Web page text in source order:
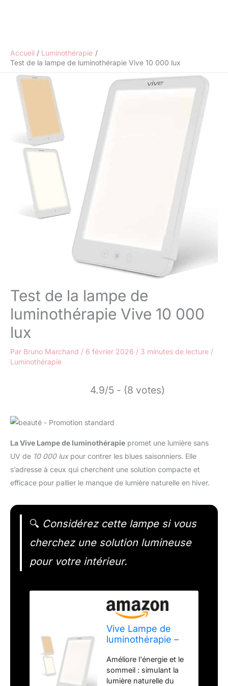
Accueil
Luminothérapie
Test de la lampe de luminothérapie Vive 10 000 lux
Test de la lampe de
luminothérapie Vive 10 000
lux
Par Bruno Marchand / 6 février 2026 / 3 minutes de lecture /
Luminothérapie
4.9/5 - (8 votes)
La Vive Lampe de luminothérapie promet une lumière sans
UV de 10 000 luxpour contrer les blues saisonniers. Elle
s’adresse à ceux qui cherchent une solution compacte et
efficace pour pallier le manque de lumière naturelle en hiver.
🔍 Considérez cette lampe si vous
cherchez une solution lumineuse
pour votre intérieur.
Vive Lampe de
luminothérapie –
sans UV 10 000
lux – Lumière
artificielle LED –
Améliore l'énergie et le
sommeil : simulant la
lumière naturelle du